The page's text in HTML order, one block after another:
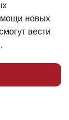
новых
вести